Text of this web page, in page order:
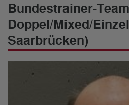
Bundestrainer-Team
Doppel/Mixed/
Saarbrücken)